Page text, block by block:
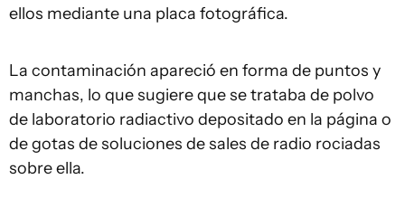
ellos mediante una placa fotográfica.
La contaminación apareció en forma de puntos y
manchas, lo que sugiere que se trataba de polvo
de laboratorio radiactivo depositado en la página o
de gotas de soluciones de sales de radio rociadas
sobre ella.